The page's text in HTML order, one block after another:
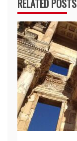
RELATED POSTS